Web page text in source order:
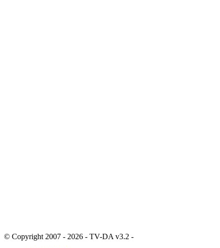
© Copyright 2007 - 2026 - TV-DA v3.2 -